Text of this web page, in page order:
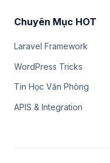
Chuyên Mục HOT
Laravel Framework
WordPress Tricks
Tin Học Văn Phòng
APIS & Integration